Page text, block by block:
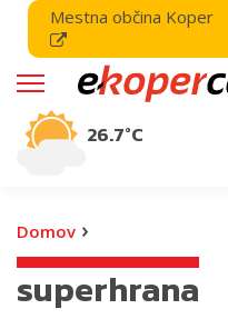
Mestna občina Koper
26.7°C
Domov ›
superhrana